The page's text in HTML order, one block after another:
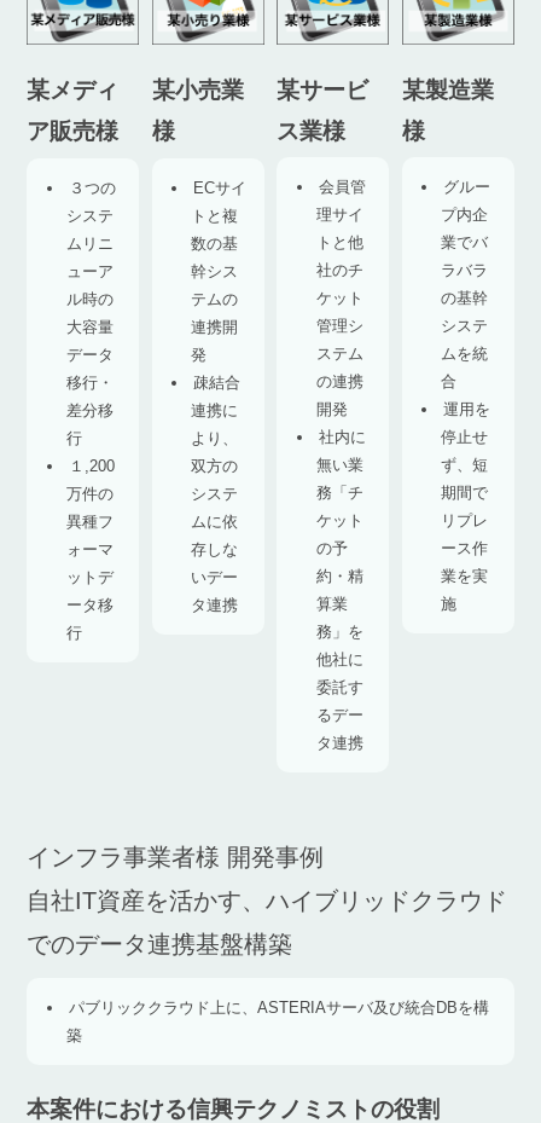
某メディ
ア販売様
３つの
システ
ムリニ
ューア
ル時の
大容量
データ
移行・
差分移
行
１,200
万件の
異種フ
ォーマ
ットデ
ータ移
行
某小売業
様
ECサイ
トと複
数の基
幹シス
テムの
連携開
発
疎結合
連携に
より、
双方の
システ
ムに依
存しな
いデー
タ連携
某サービ
ス業様
会員管
理サイ
トと他
社のチ
ケット
管理シ
ステム
の連携
開発
社内に
無い業
務「チ
ケット
の予
約・精
算業
務」を
他社に
委託す
るデー
タ連携
某製造業
様
グルー
プ内企
業でバ
ラバラ
の基幹
システ
ムを統
合
運用を
停止せ
ず、短
期間で
リプレ
ース作
業を実
施
インフラ事業者様 開発事例
自社IT資産を活かす、ハイブリッドクラウド
でのデータ連携基盤構築
パブリッククラウド上に、ASTERIAサーバ及び統合DBを構
築
本案件における信興テクノミストの役割